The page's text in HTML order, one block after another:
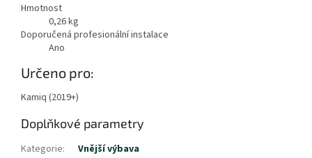
Hmotnost
0,26kg
Doporučená profesionální instalace
Ano
méně
Určeno pro:
Kamiq (2019+)
Doplňkové parametry
Kategorie:
Vnější výbava